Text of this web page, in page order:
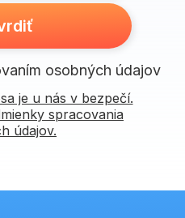
osobných údajov
je u nás v bezpečí.
spracovania
údajov.